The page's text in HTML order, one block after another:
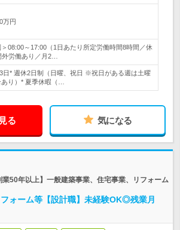
万円
＞08:00～17:00（1日あたり所定労働時間8時間／休
労働あり／月2…
日* 週休2日制（日曜、祝日 ※祝日がある週は土曜
り）* 夏季休暇（…
る 気になる
業50年以上】一般建築事業、住宅事業、リフォーム
ォーム等【設計職】未経験OK◎残業月